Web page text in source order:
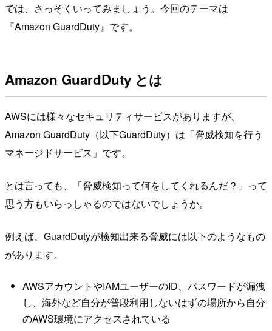
では、さっそくいってみましょう。今回のテーマは
『Amazon GuardDuty』です。
Amazon GuardDuty とは
AWSには様々なセキュリティサービスがありますが、
Amazon GuardDuty（以下GuardDuty）は「脅威検知を行う
マネージドサービス」です。
とは言っても、「脅威検知って何をしてくれるんだ？」って
思う方もいらっしゃるのではないでしょうか。
例えば、GuardDutyが検知出来る脅威には以下のようなもの
があります。
AWSアカウントやIAMユーザーのID、パスワードが漏洩
し、海外など自分が普段利用しないはずの場所から自分
のAWS環境にアクセスされている